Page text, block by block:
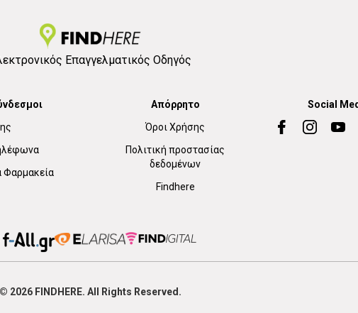
Επαγγελματικός Οδηγός
Φαρμακεία
Απόρρητο
Όροι Χρήσης
Πολιτική προστασίας
δεδομένων
Findhere
Social
© 2026 FIND HERE. All Rights Reserved.